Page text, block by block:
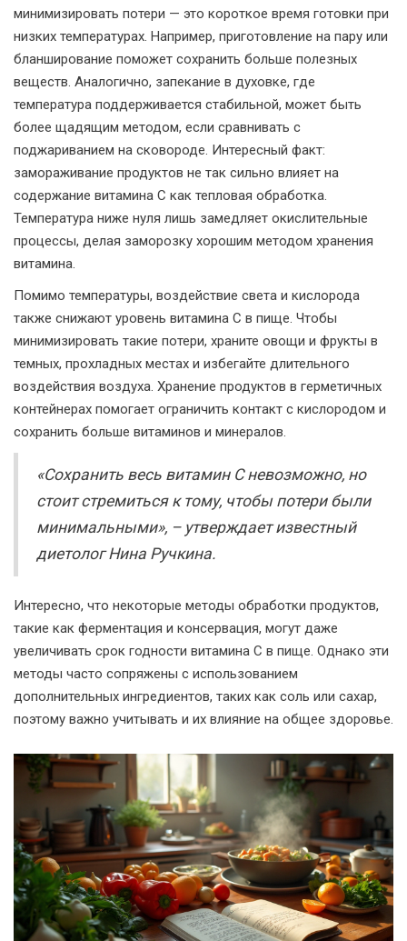
минимизировать потери — это короткое время готовки при
низких температурах. Например, приготовление на пару или
бланширование поможет сохранить больше полезных
веществ. Аналогично, запекание в духовке, где
температура поддерживается стабильной, может быть
более щадящим методом, если сравнивать с
поджариванием на сковороде. Интересный факт:
замораживание продуктов не так сильно влияет на
содержание витамина C как тепловая обработка.
Температура ниже нуля лишь замедляет окислительные
процессы, делая заморозку хорошим методом хранения
витамина.
Помимо температуры, воздействие света и кислорода
также снижают уровень витамина C в пище. Чтобы
минимизировать такие потери, храните овощи и фрукты в
темных, прохладных местах и избегайте длительного
воздействия воздуха. Хранение продуктов в герметичных
контейнерах помогает ограничить контакт с кислородом и
сохранить больше витаминов и минералов.
«Сохранить весь витамин C невозможно, но
стоит стремиться к тому, чтобы потери были
минимальными», – утверждает известный
диетолог Нина Ручкина.
Интересно, что некоторые методы обработки продуктов,
такие как ферментация и консервация, могут даже
увеличивать срок годности витамина C в пище. Однако эти
методы часто сопряжены с использованием
дополнительных ингредиентов, таких как соль или сахар,
поэтому важно учитывать и их влияние на общее здоровье.